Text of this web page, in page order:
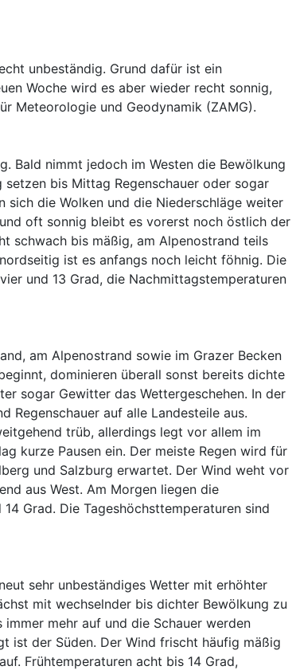
unbeständig. Grund dafür ist ein
Woche wird es aber wieder recht sonnig,
Meteorologie und Geodynamik (ZAMG).
Bald nimmt jedoch im Westen die Bewölkung
bis Mittag Regenschauer oder sogar
sich die Wolken und die Niederschläge weiter
oft sonnig bleibt es vorerst noch östlich der
schwach bis mäßig, am Alpenostrand teils
ist es anfangs noch leicht föhnig. Die
und 13 Grad, die Nachmittagstemperaturen
am Alpenostrand sowie im Grazer Becken
dominieren überall sonst bereits dichte
sogar Gewitter das Wettergeschehen. In der
Regenschauer auf alle Landesteile aus.
trüb, allerdings legt vor allem im
kurze Pausen ein. Der meiste Regen wird für
und Salzburg erwartet. Der Wind weht vor
aus West. Am Morgen liegen die
Grad. Die Tageshöchsttemperaturen sind
sehr unbeständiges Wetter mit erhöhter
mit wechselnder bis dichter Bewölkung zu
mehr auf und die Schauer werden
ist der Süden. Der Wind frischt häufig mäßig
Frühtemperaturen acht bis 14 Grad,